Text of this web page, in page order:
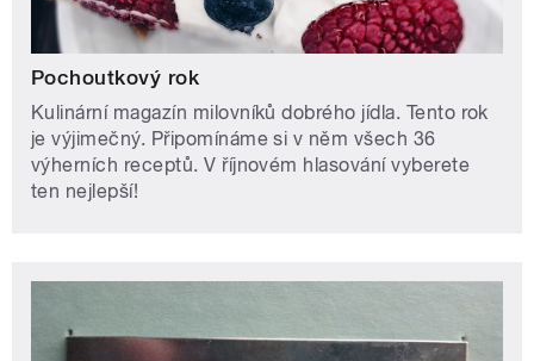
Pochoutkový rok
Kulinární magazín milovníků dobrého jídla. Tento rok
je výjimečný. Připomínáme si v něm všech 36
výherních receptů. V říjnovém hlasování vyberete
ten nejlepší!